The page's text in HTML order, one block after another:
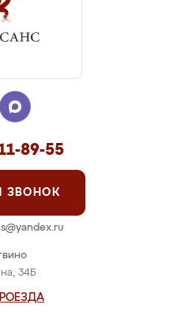
34Б
89-55
ЗВОНОК